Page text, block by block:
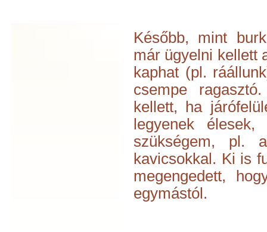
Később, mint
már ügyelni kellett
kaphat (pl.
csempe
kellett, ha
legyenek
szükségem, pl.
kavicsokkal. Ki is
megengedett,
egymástól.